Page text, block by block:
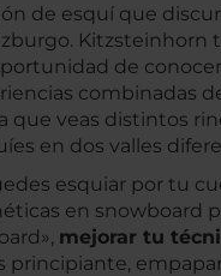
de esquí que
Kitzsteinhorn
de conocer
combinadas
que veas distintos
en dos valles
esquiar por tu
en snowboard
mejorar tu
principiante,